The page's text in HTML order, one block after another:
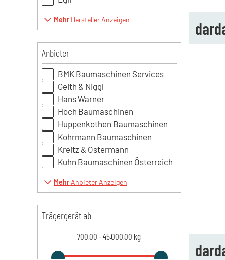
MehrHersteller Anzeigen
Anbieter
BMK Baumaschinen Services
Geith & Niggl
Hans Warner
Hoch Baumaschinen
Huppenkothen Baumaschinen
Kohrmann Baumaschinen
Kreitz & Ostermann
Kuhn Baumaschinen Österreich
MehrAnbieter Anzeigen
Trägergerät ab
700,00 -45.000,00 kg